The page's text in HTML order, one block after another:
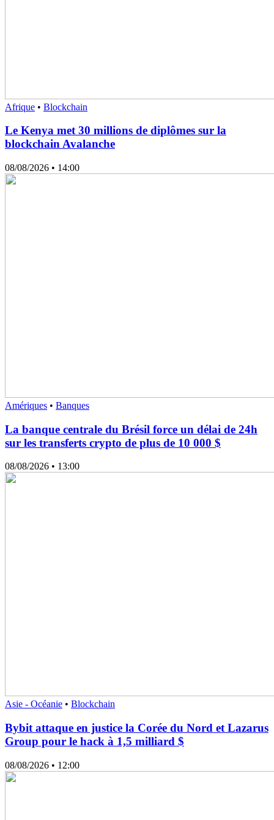
Afrique • Blockchain
Le Kenya met 30 millions de diplômes sur la
blockchain Avalanche
08/08/2026 • 14:00
Amériques • Banques
La banque centrale du Brésil force un délai de 24h
sur les transferts crypto de plus de 10 000 $
08/08/2026 • 13:00
Asie - Océanie • Blockchain
Bybit attaque en justice la Corée du Nord et Lazarus
Group pour le hack à 1,5 milliard $
08/08/2026 • 12:00